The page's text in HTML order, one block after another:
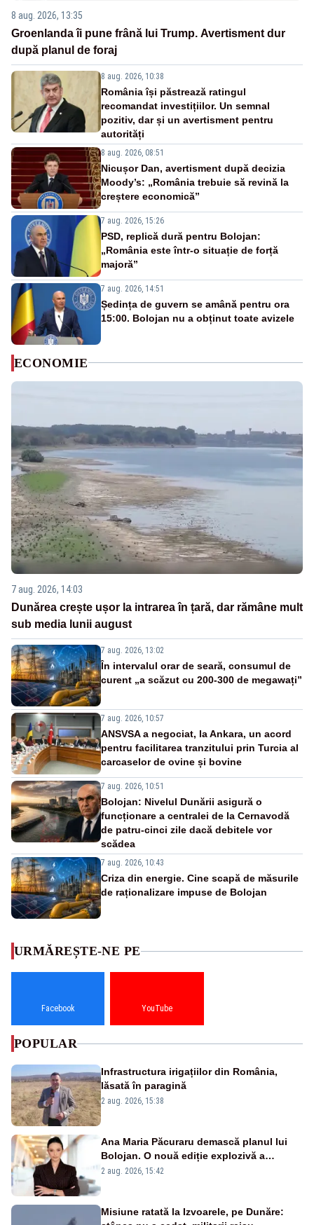
8 aug. 2026, 13:35
Groenlanda îi pune frână lui Trump. Avertisment dur
după planul de foraj
8 aug. 2026, 10:38
România își păstrează ratingul
recomandat investițiilor. Un semnal
pozitiv, dar și un avertisment pentru
autorități
8 aug. 2026, 08:51
Nicușor Dan, avertisment după decizia
Moody’s: „România trebuie să revină la
creștere economică”
7 aug. 2026, 15:26
PSD, replică dură pentru Bolojan:
„România este într-o situație de forță
majoră”
7 aug. 2026, 14:51
Ședința de guvern se amână pentru ora
15:00. Bolojan nu a obținut toate avizele
ECONOMIE
7 aug. 2026, 14:03
Dunărea crește ușor la intrarea în țară, dar rămâne mult
sub media lunii august
7 aug. 2026, 13:02
În intervalul orar de seară, consumul de
curent „a scăzut cu 200-300 de megawați”
7 aug. 2026, 10:57
ANSVSA a negociat, la Ankara, un acord
pentru facilitarea tranzitului prin Turcia al
carcaselor de ovine și bovine
7 aug. 2026, 10:51
Bolojan: Nivelul Dunării asigură o
funcționare a centralei de la Cernavodă
de patru-cinci zile dacă debitele vor
scădea
7 aug. 2026, 10:43
Criza din energie. Cine scapă de măsurile
de raționalizare impuse de Bolojan
URMĂREȘTE-NE PE
Facebook YouTube
POPULAR
Infrastructura irigațiilor din România,
lăsată în paragină
2 aug. 2026, 15:38
Ana Maria Păcuraru demască planul lui
Bolojan. O nouă ediție explozivă a
emisiunii „Miza Zilei” la Realitatea PLUS
2 aug. 2026, 15:42
Misiune ratată la Izvoarele, pe Dunăre: